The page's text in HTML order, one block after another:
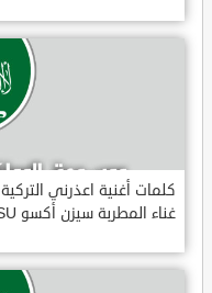
غناء المطربة سيزن أكسو SEZEN AKSU